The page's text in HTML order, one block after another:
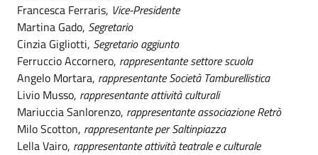
Francesca Ferraris, Vice-Presidente
Martina Gado, Segretario
Cinzia Gigliotti, Segretario aggiunto
Ferruccio Accornero, rappresentante settore scuola
Angelo Mortara, rappresentante Società Tamburellistica
Livio Musso, rappresentante attività culturali
Mariuccia Sanlorenzo, rappresentante associazione Retrò
Milo Scotton, rappresentante per Saltinpiazza
Lella Vairo, rappresentante attività teatrale e culturale